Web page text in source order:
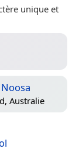
unique et
Australie